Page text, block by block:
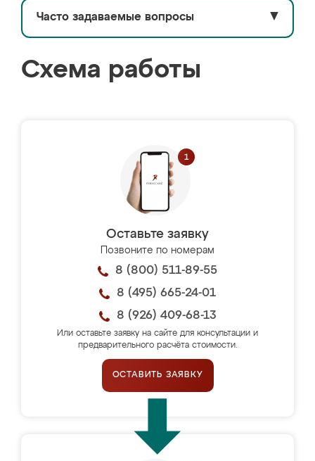
Часто задаваемые вопросы ▼
Схема работы
Оставьте заявку
Позвоните по номерам
8 (800) 511-89-55
8 (495) 665-24-01
8 (926) 409-68-13
Или оставьте заявку на сайте для консультации и
предварительного расчёта стоимости.
ОСТАВИТЬ ЗАЯВКУ